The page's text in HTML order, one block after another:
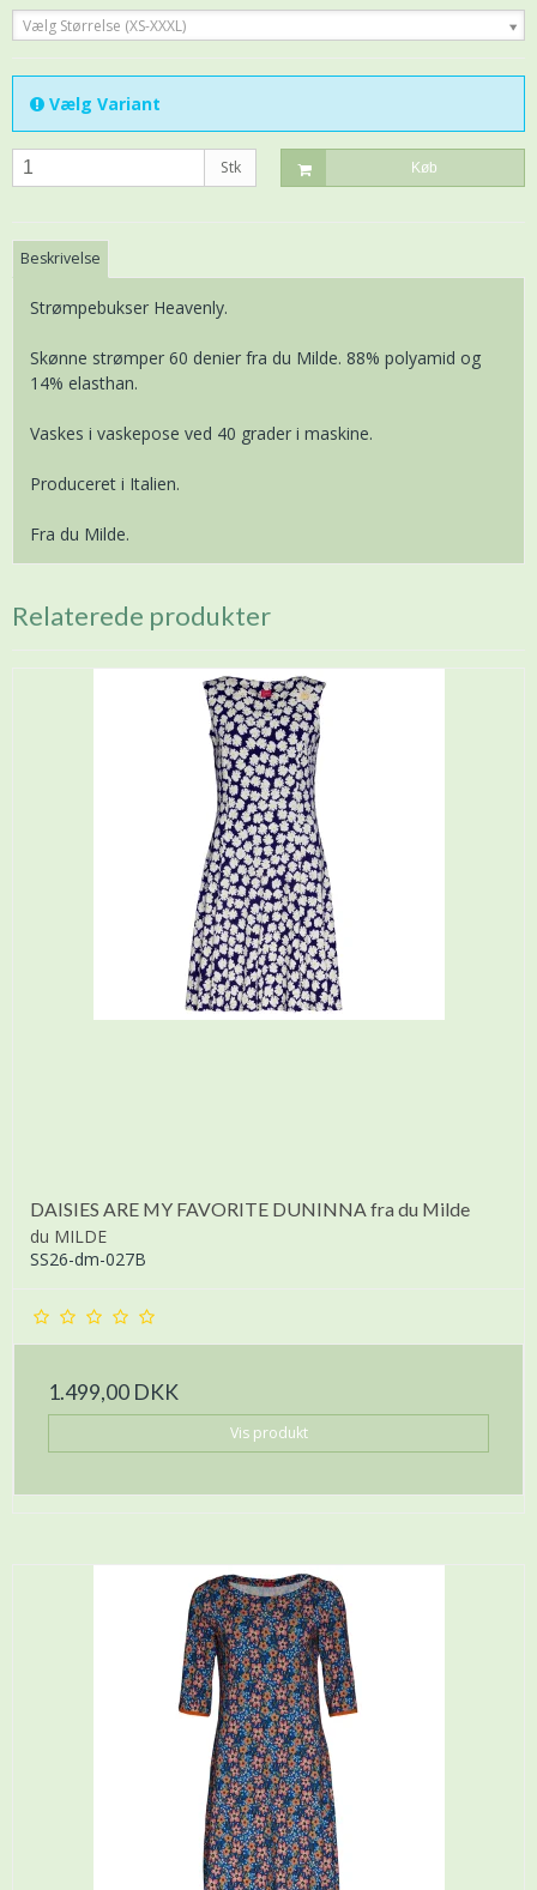
Vælg Størrelse (XS-XXXL)
Vælg Variant
Stk Køb
Beskrivelse
Strømpebukser Heavenly.
Skønne strømper 60 denier fra du Milde. 88% polyamid og
14% elasthan.
Vaskes i vaskepose ved 40 grader i maskine.
Produceret i Italien.
Fra du Milde.
Relaterede produkter
DAISIES ARE MY FAVORITE DUNINNA fra du Milde
du MILDE
SS26-dm-027B
1.499,00 DKK
Vis produkt